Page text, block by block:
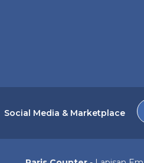
Social Media & Marketplace